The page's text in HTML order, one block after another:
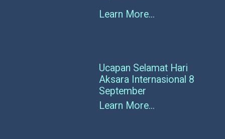
Learn More...
Learn More...
Ucapan Selamat Hari
Aksara Internasional 8
September